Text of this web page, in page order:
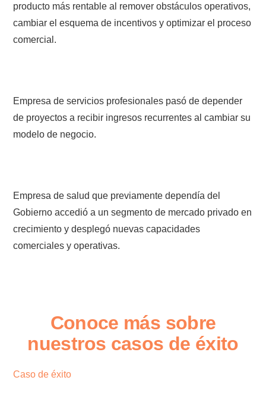
producto más rentable al remover obstáculos operativos,
cambiar el esquema de incentivos y optimizar el proceso
comercial.
Empresa de servicios profesionales pasó de depender
de proyectos a recibir ingresos recurrentes al cambiar su
modelo de negocio.
Empresa de salud que previamente dependía del
Gobierno accedió a un segmento de mercado privado en
crecimiento y desplegó nuevas capacidades
comerciales y operativas.
Conoce más sobre
nuestros casos de éxito
Caso de éxito